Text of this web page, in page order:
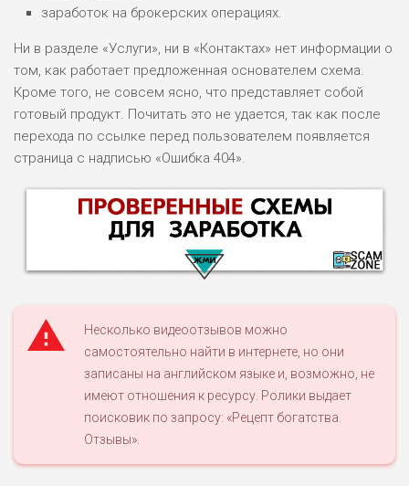
заработок на брокерских операциях.
Ни в разделе «Услуги», ни в «Контактах» нет информации о
том, как работает предложенная основателем схема.
Кроме того, не совсем ясно, что представляет собой
готовый продукт. Почитать это не удается, так как после
перехода по ссылке перед пользователем появляется
страница с надписью «Ошибка 404».
НАЗВАНИЕ ОБЗОР
Несколько видеоотзывов можно
самостоятельно найти в интернете, но они
записаны на английском языке и, возможно, не
имеют отношения к ресурсу. Ролики выдает
поисковик по запросу: «Рецепт богатства.
Отзывы».